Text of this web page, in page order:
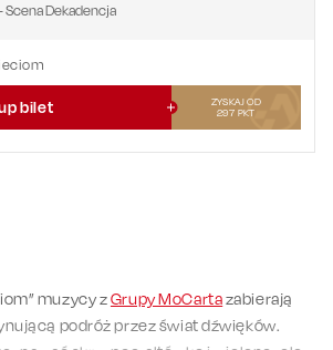
Scena Dekadencja
bilet
ZYSKAJ OD
297 PKT
muzycy zGrupy MoCartazabierają
podróż przez świat dźwięków.